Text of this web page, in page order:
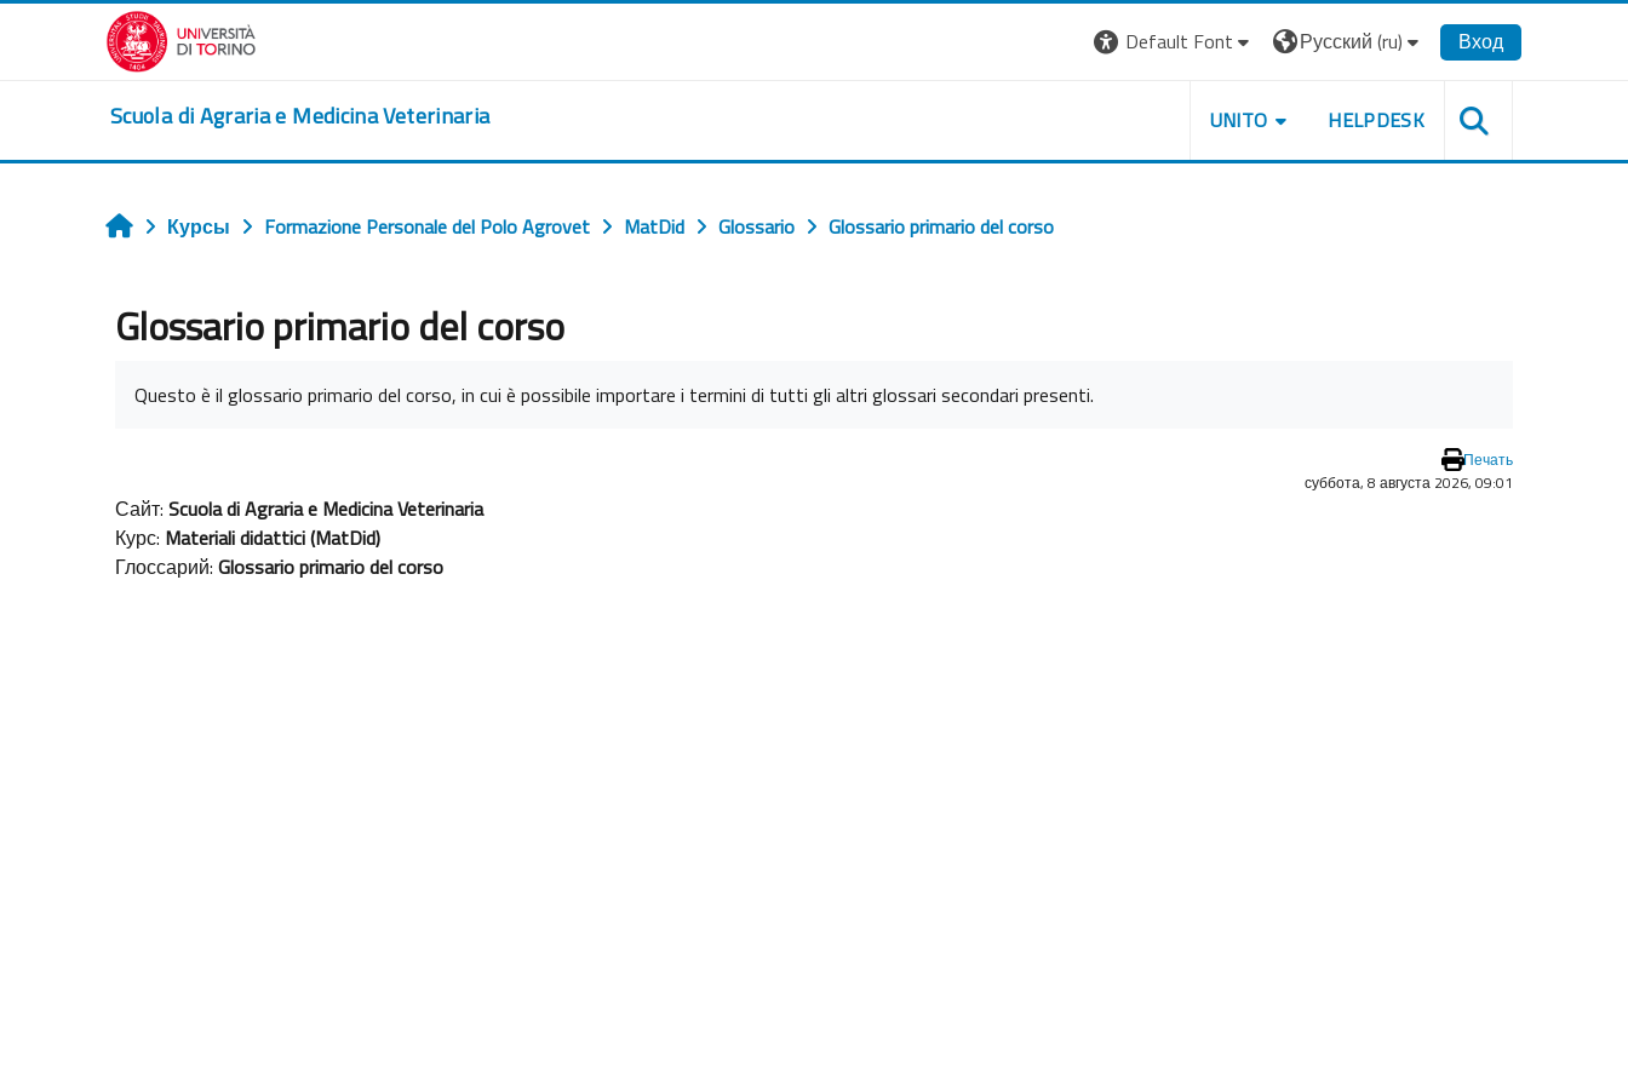
Перейти к основному содержанию
Default Font
Русский ‎(ru)‎ Вход
Scuola di Agraria e Medicina Veterinaria UNITO HELPDESK
Главная
Курсы Formazione Personale del Polo Agrovet MatDid Glossario Glossario primario del corso
Glossario primario del corso
Questo è il glossario primario del corso, in cui è possibile importare i termini di tutti gli altri glossari secondari presenti.
Печать
суббота, 8 августа 2026, 09:01
Сайт: Scuola di Agraria e Medicina Veterinaria
Курс: Materiali didattici (MatDid)
Глоссарий: Glossario primario del corso